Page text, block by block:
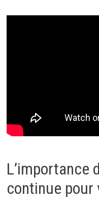
L’importance
continue